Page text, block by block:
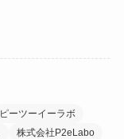
ピーツーイーラボ
株式会社P2eLabo